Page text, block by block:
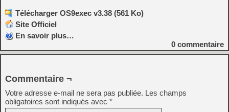
Télécharger OS9exec v3.38 (561 Ko)
Site Officiel
En savoir plus…
0 commentaire
Commentaire ¬
Votre adresse e-mail ne sera pas publiée. Les champs
obligatoires sont indiqués avec *